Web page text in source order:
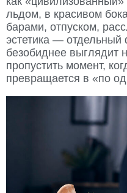
льдом, в красивом
барами, отпуском,
эстетика — отдельный
безобиднее выглядит
пропустить момент,
превращается в «по